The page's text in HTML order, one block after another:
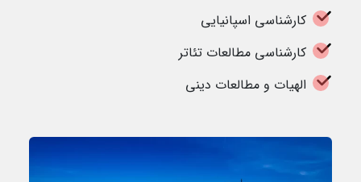
کارشناسی اسپانیایی
کارشناسی مطالعات تئاتر
الهیات و مطالعات دینی